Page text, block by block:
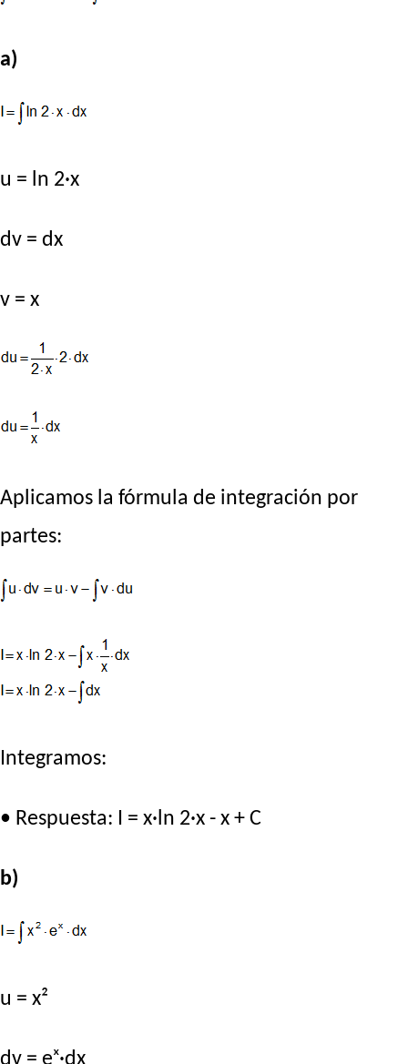
a)
u = ln 2·x
dv = dx
v = x
Aplicamos la fórmula de integración por
partes:
Integramos:
• Respuesta: I = x·ln 2·x - x + C
b)
u = x²
dv = eˣ·dx